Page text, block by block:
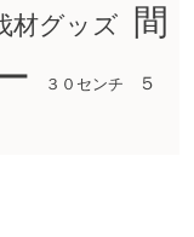
材グッズ
間
３０センチ
５